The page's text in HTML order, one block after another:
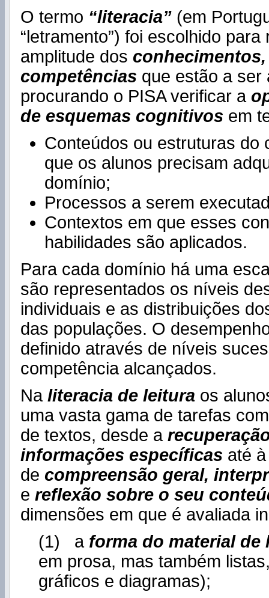
O termo “literacia” (em
“letramento”) foi escolhido para
amplitude dos
competências que estão a ser
procurando o PISA verificar a
de esquemas cognitivos em
Conteúdos ou estruturas do
que os alunos precisam
domínio;
Processos a serem
Contextos em que esses
habilidades são aplicados.
Para cada domínio há uma
são representados os níveis
individuais e as distribuições
das populações. O
definido através de níveis
competência alcançados.
Na literacia de leitura os
uma vasta gama de tarefas
de textos, desde a
informações específicas até
de compreensão geral,
e reflexão sobre o seu
dimensões em que é avaliada
(1) a forma do material de
em prosa, mas também
gráficos e diagramas);